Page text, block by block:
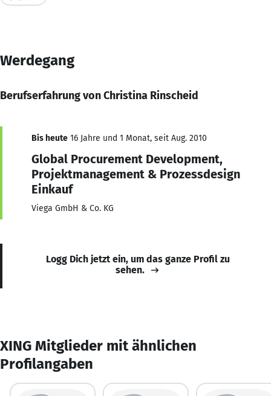
Werdegang
Berufserfahrung von Christina Rinscheid
Bis heute 16 Jahre und 1 Monat, seit Aug. 2010
Global Procurement Development,
Projektmanagement & Prozessdesign
Einkauf
Viega GmbH & Co. KG
Logg Dich jetzt ein, um das ganze Profil zu
sehen.
XING Mitglieder mit ähnlichen
Profilangaben